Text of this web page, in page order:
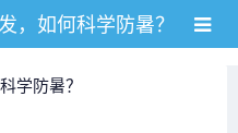
，如何科学防暑？
学防暑？